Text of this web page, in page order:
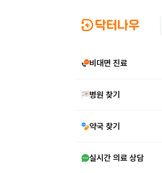
비대면 진료
병원 찾기
약국 찾기
실시간 의료 상담